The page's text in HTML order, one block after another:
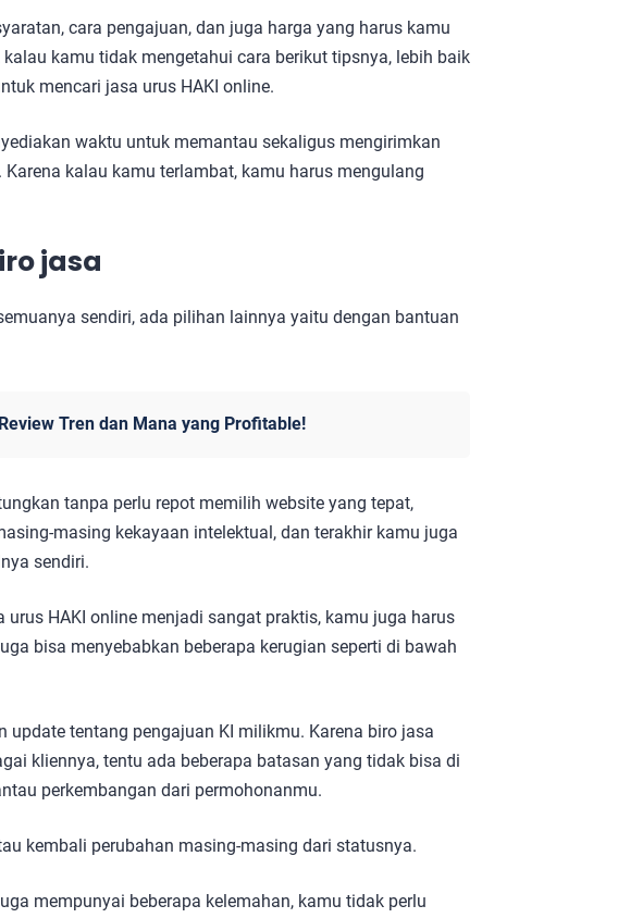
cara pengajuan, dan juga harga yang harus kamu
kamu tidak mengetahui cara berikut tipsnya, lebih baik
mencari jasa urus HAKI online.
waktu untuk memantau sekaligus mengirimkan
kalau kamu terlambat, kamu harus mengulang
jasa
sendiri, ada pilihan lainnya yaitu dengan bantuan
Tren dan Mana yang Profitable!
tanpa perlu repot memilih website yang tepat,
masing kekayaan intelektual, dan terakhir kamu juga
sendiri.
HAKI online menjadi sangat praktis, kamu juga harus
bisa menyebabkan beberapa kerugian seperti di bawah
update tentang pengajuan KI milikmu. Karena biro jasa
kliennya, tentu ada beberapa batasan yang tidak bisa di
perkembangan dari permohonanmu.
kembali perubahan masing-masing dari statusnya.
mempunyai beberapa kelemahan, kamu tidak perlu